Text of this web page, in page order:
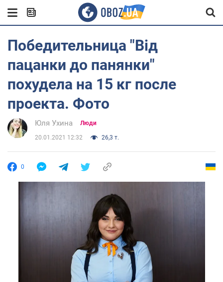
Победительница "Від
пацанки до панянки"
похудела на 15 кг после
проекта. Фото
Юля Ухина Люди
20.01.2021 12:32 26,3 т.
0